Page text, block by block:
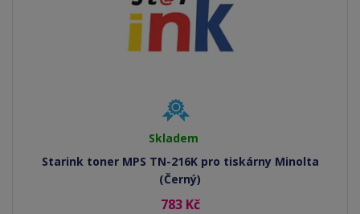
Skladem
Starink toner MPS TN-216K pro tiskárny Minolta
(Černý)
783 Kč